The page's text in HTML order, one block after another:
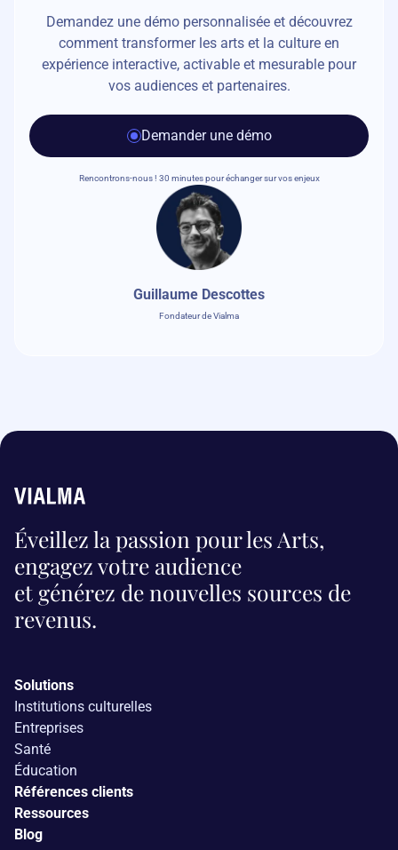
Guillaume Descottes
Fondateur de Vialma
Demandez une démo personnalisée et découvrez
comment transformer les arts et la culture en
expérience interactive, activable et mesurable pour
vos audiences et partenaires.
Demander une démo
Rencontrons-nous ! 30 minutes pour échanger sur vos enjeux
Éveillez la passion pour les Arts,
engagez votre audience
et générez de nouvelles sources de
revenus.
Solutions
Institutions culturelles
Entreprises
Santé
Éducation
Références clients
Ressources
Blog